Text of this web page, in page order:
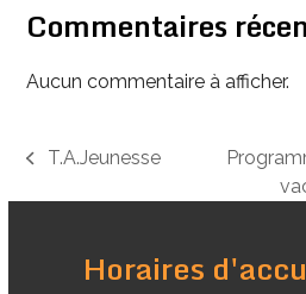
Commentaires
Aucun commentaire à afficher.
previous
post:
T.A.Jeunesse
Horaires